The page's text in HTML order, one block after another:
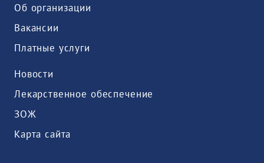
Об организации
Вакансии
Платные услуги
Новости
Лекарственное обеспечение
ЗОЖ
Карта сайта